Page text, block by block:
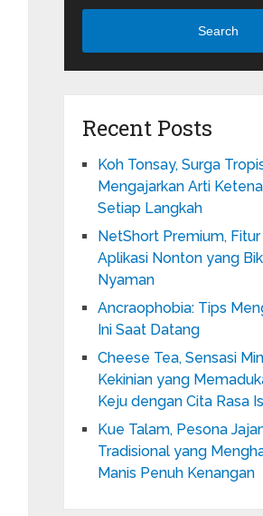
Search
Recent Posts
Koh Tonsay, Surga
Mengajarkan Arti
Setiap Langkah
NetShort Premium,
Aplikasi Nonton yang
Nyaman
Ancraophobia: Tips
Ini Saat Datang
Cheese Tea, Sensasi
Kekinian yang
Keju dengan Cita Rasa
Kue Talam, Pesona
Tradisional yang
Manis Penuh Kenangan